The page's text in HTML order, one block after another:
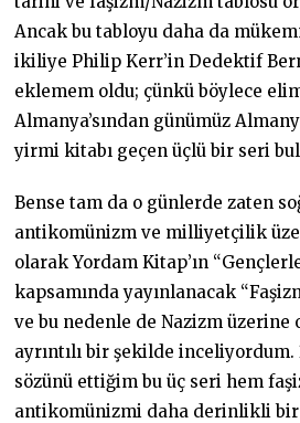
Ancak bu tabloyu daha da
ikiliye Philip Kerr’in Dedektif
eklemem oldu; çünkü böylece
Almanya’sından günümüz
yirmi kitabı geçen üçlü bir seri
Bense tam da o günlerde zaten
antikomünizm ve milliyetçilik
olarak Yordam Kitap’ın
kapsamında yayınlanacak
ve bu nedenle de Nazizm
ayrıntılı bir şekilde inceliyordum.
sözünü ettiğim bu üç seri hem
antikomünizmi daha derinlikli